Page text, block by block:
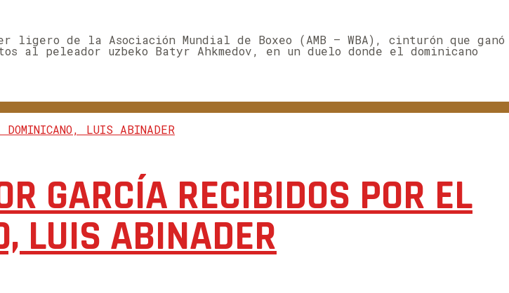
ligero de la Asociación Mundial de Boxeo (AMB – WBA), cinturón que ganó
al peleador uzbeko Batyr Ahkmedov, en un duelo donde el dominicano
GARCÍA RECIBIDOS POR EL
LUIS ABINADER